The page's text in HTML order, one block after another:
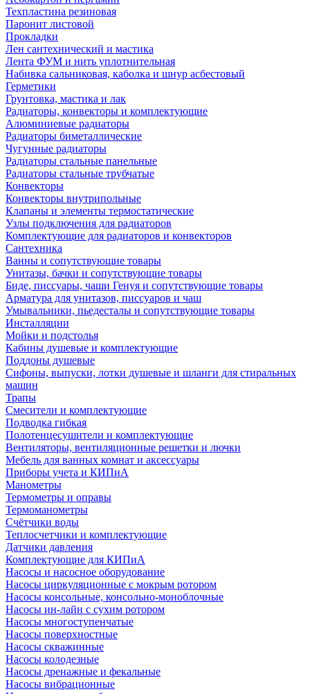
Техпластина резиновая
Паронит листовой
Прокладки
Лен сантехнический и мастика
Лента ФУМ и нить уплотнительная
Набивка сальниковая, каболка и шнур асбестовый
Герметики
Грунтовка, мастика и лак
Радиаторы, конвекторы и комплектующие
Алюминиевые радиаторы
Радиаторы биметаллические
Чугунные радиаторы
Радиаторы стальные панельные
Радиаторы стальные трубчатые
Конвекторы
Конвекторы внутрипольные
Клапаны и элементы термостатические
Узлы подключения для радиаторов
Комплектующие для радиаторов и конвекторов
Сантехника
Ванны и сопутствующие товары
Унитазы, бачки и сопутствующие товары
Биде, писсуары, чаши Генуя и сопутствующие товары
Арматура для унитазов, писсуаров и чаш
Умывальники, пьедесталы и сопутствующие товары
Инсталляции
Мойки и подстолья
Кабины душевые и комплектующие
Поддоны душевые
Сифоны, выпуски, лотки душевые и шланги для стиральных
машин
Трапы
Смесители и комплектующие
Подводка гибкая
Полотенцесушители и комплектующие
Вентиляторы, вентиляционные решетки и лючки
Мебель для ванных комнат и аксессуары
Приборы учета и КИПиА
Манометры
Термометры и оправы
Термоманометры
Счётчики воды
Теплосчетчики и комплектующие
Датчики давления
Комплектующие для КИПиА
Насосы и насосное оборудование
Насосы циркуляционные с мокрым ротором
Насосы консольные, консольно-моноблочные
Насосы ин-лайн с сухим ротором
Насосы многоступенчатые
Насосы поверхностные
Насосы скважинные
Насосы колодезные
Насосы дренажные и фекальные
Насосы вибрационные